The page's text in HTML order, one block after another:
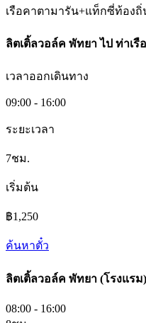
เรือคาตามารัน+แท็กซี่ท้องถิ่
ลิตเติ้ลวอล์ค พัทยาไป ท่าเรื
เวลาออกเดินทาง
09:00 - 16:00
ระยะเวลา
7ชม.
เริ่มต้น
฿1,250
ค้นหาตั๋ว
ลิตเติ้ลวอล์ค พัทยา (โรงแรม)
08:00 - 16:00